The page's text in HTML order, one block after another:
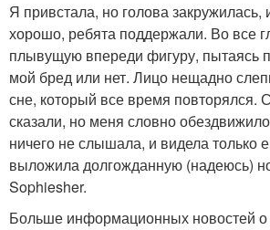
Я привстала, но голова закружилась,
хорошо, ребята поддержали. Во все
плывущую впереди фигуру, пытаясь
мой бред или нет. Лицо нещадно
сне, который все время повторялся.
сказали, но меня словно
ничего не слышала, и видела только
выложила долгожданную (надеюсь)
Sophiesher.
Больше информационных новостей о